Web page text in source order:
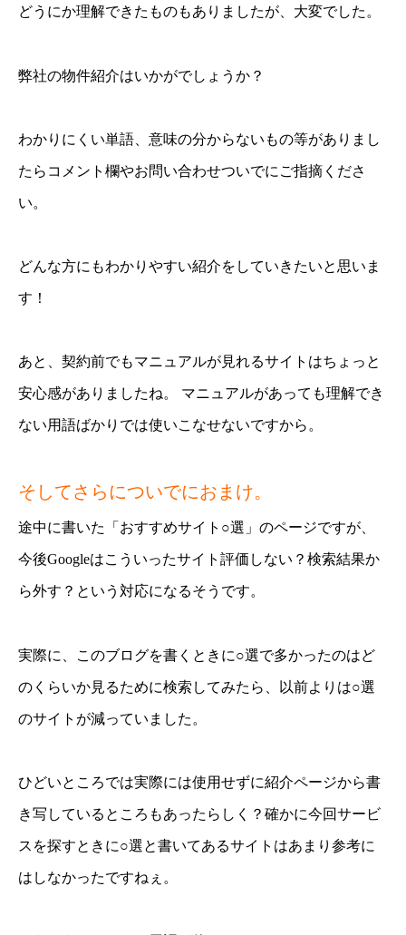
どうにか理解できたものもありましたが、大変でした。
弊社の物件紹介はいかがでしょうか？
わかりにくい単語、意味の分からないもの等がありまし
たらコメント欄やお問い合わせついでにご指摘くださ
い。
どんな方にもわかりやすい紹介をしていきたいと思いま
す！
あと、契約前でもマニュアルが見れるサイトはちょっと
安心感がありましたね。 マニュアルがあっても理解でき
ない用語ばかりでは使いこなせないですから。
そしてさらについでにおまけ。
途中に書いた「おすすめサイト○選」のページですが、
今後Googleはこういったサイト評価しない？検索結果か
ら外す？という対応になるそうです。
実際に、このブログを書くときに○選で多かったのはど
のくらいか見るために検索してみたら、以前よりは○選
のサイトが減っていました。
ひどいところでは実際には使用せずに紹介ページから書
き写しているところもあったらしく？確かに今回サービ
スを探すときに○選と書いてあるサイトはあまり参考に
はしなかったですねぇ。